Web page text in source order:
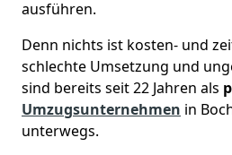
ausführen.
Denn nichts ist kosten- und
schlechte Umsetzung und
sind bereits seit 22 Jahren als
Umzugsunternehmen in
unterwegs.